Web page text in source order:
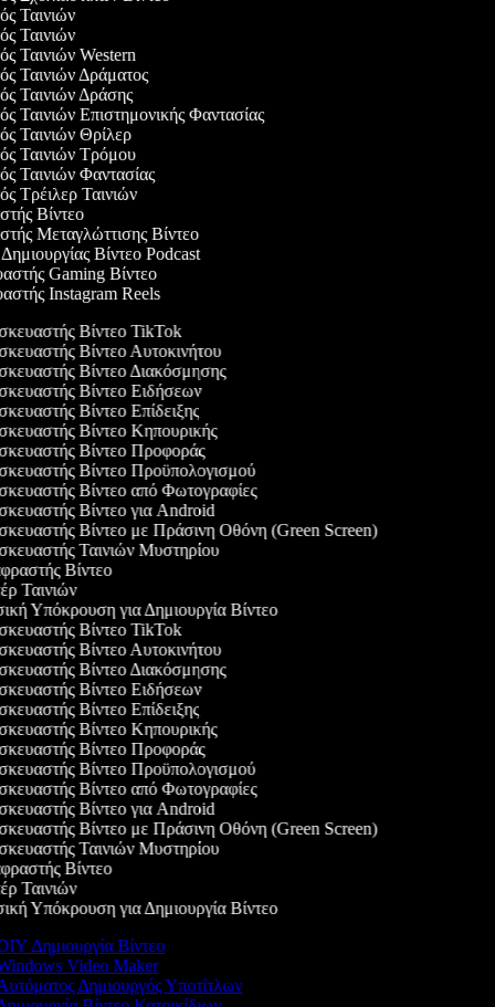
Ταινιών
Ταινιών
Ταινιών Western
Ταινιών Δράματος
Ταινιών Δράσης
Ταινιών Επιστημονικής Φαντασίας
Ταινιών Θρίλερ
Ταινιών Τρόμου
Ταινιών Φαντασίας
Τρέιλερ Ταινιών
Βίντεο
Μεταγλώττισης Βίντεο
Δημιουργίας Βίντεο Podcast
Gaming Βίντεο
Instagram Reels
Βίντεο TikTok
Βίντεο Αυτοκινήτου
Βίντεο Διακόσμησης
Βίντεο Ειδήσεων
Βίντεο Επίδειξης
Βίντεο Κηπουρικής
Βίντεο Προφοράς
Βίντεο Προϋπολογισμού
Βίντεο από Φωτογραφίες
Βίντεο για Android
Βίντεο με Πράσινη Οθόνη (Green Screen)
Ταινιών Μυστηρίου
Βίντεο
Ταινιών
Υπόκρουση για Δημιουργία Βίντεο
Βίντεο TikTok
Βίντεο Αυτοκινήτου
Βίντεο Διακόσμησης
Βίντεο Ειδήσεων
Βίντεο Επίδειξης
Βίντεο Κηπουρικής
Βίντεο Προφοράς
Βίντεο Προϋπολογισμού
Βίντεο από Φωτογραφίες
Βίντεο για Android
Βίντεο με Πράσινη Οθόνη (Green Screen)
Ταινιών Μυστηρίου
Βίντεο
Ταινιών
Υπόκρουση για Δημιουργία Βίντεο
Δημιουργία Βίντεο
Video Maker
Δημιουργός Υποτίτλων